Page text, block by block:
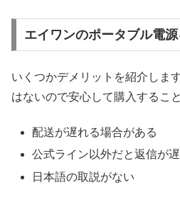
エイワンのポータブル電
いくつかデメリットを紹介しま
はないので安心して購入するこ
配送が遅れる場合がある
公式ライン以外だと返信が
日本語の取説がない